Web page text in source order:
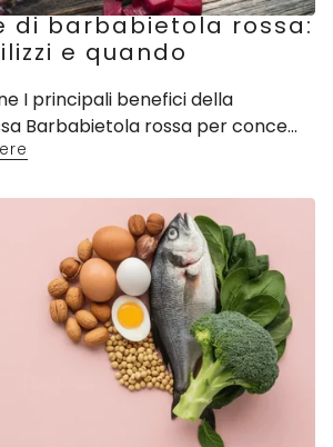
di barbabietola rossa:
e quando
I principali benefici della
Barbabietola rossa per conce...